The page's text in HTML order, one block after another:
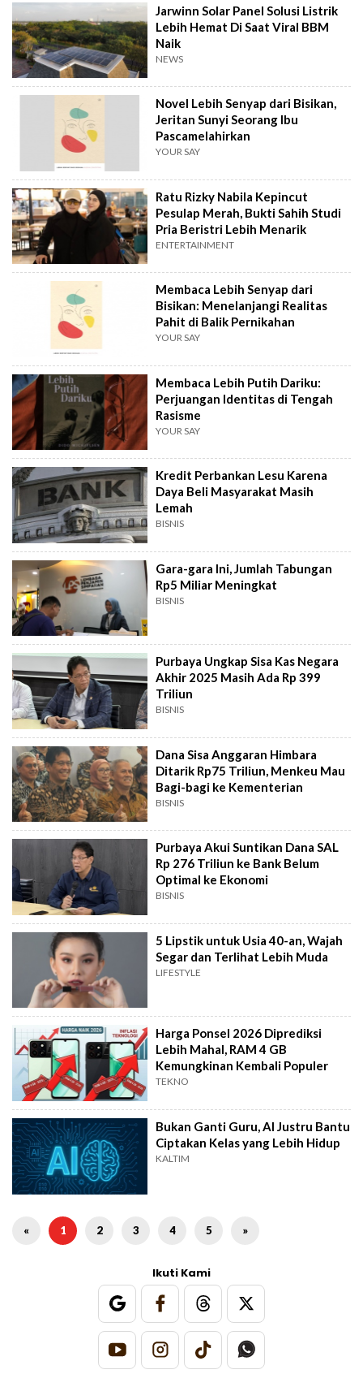
Jarwinn Solar Panel Solusi Listrik
Lebih Hemat Di Saat Viral BBM
Naik
NEWS
Novel Lebih Senyap dari Bisikan,
Jeritan Sunyi Seorang Ibu
Pascamelahirkan
YOUR SAY
Ratu Rizky Nabila Kepincut
Pesulap Merah, Bukti Sahih Studi
Pria Beristri Lebih Menarik
ENTERTAINMENT
Membaca Lebih Senyap dari
Bisikan: Menelanjangi Realitas
Pahit di Balik Pernikahan
YOUR SAY
Membaca Lebih Putih Dariku:
Perjuangan Identitas di Tengah
Rasisme
YOUR SAY
Kredit Perbankan Lesu Karena
Daya Beli Masyarakat Masih
Lemah
BISNIS
Gara-gara Ini, Jumlah Tabungan
Rp5 Miliar Meningkat
BISNIS
Purbaya Ungkap Sisa Kas Negara
Akhir 2025 Masih Ada Rp 399
Triliun
BISNIS
Dana Sisa Anggaran Himbara
Ditarik Rp75 Triliun, Menkeu Mau
Bagi-bagi ke Kementerian
BISNIS
Purbaya Akui Suntikan Dana SAL
Rp 276 Triliun ke Bank Belum
Optimal ke Ekonomi
BISNIS
5 Lipstik untuk Usia 40-an, Wajah
Segar dan Terlihat Lebih Muda
LIFESTYLE
Harga Ponsel 2026 Diprediksi
Lebih Mahal, RAM 4 GB
Kemungkinan Kembali Populer
TEKNO
Bukan Ganti Guru, AI Justru Bantu
Ciptakan Kelas yang Lebih Hidup
KALTIM
« 1 2 3 4 5 »
Ikuti Kami